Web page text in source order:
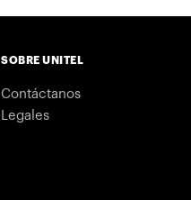
SOBRE UNITEL
Contáctanos
Legales